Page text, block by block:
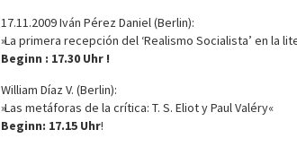
17.11.2009 Iván Pérez Daniel (Berlin):
»La primera recepción del ‘Realismo Socialista’ en la
Beginn : 17.30 Uhr !
William Díaz V. (Berlin):
»Las metáforas de la crítica: T. S. Eliot y Paul Valéry«
Beginn: 17.15 Uhr!